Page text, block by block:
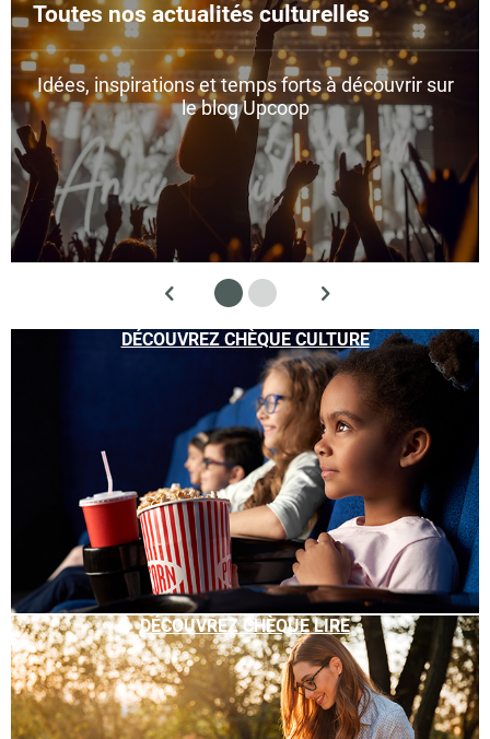
Toutes nos actualités culturelles
Idées, inspirations et temps forts à découvrir sur
le blog Upcoop
DÉCOUVREZ CHÈQUE CULTURE
DÉCOUVREZ CHÈQUE LIRE